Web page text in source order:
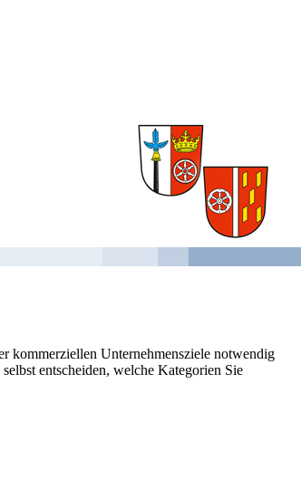
kommerziellen Unternehmensziele notwendig
entscheiden, welche Kategorien Sie